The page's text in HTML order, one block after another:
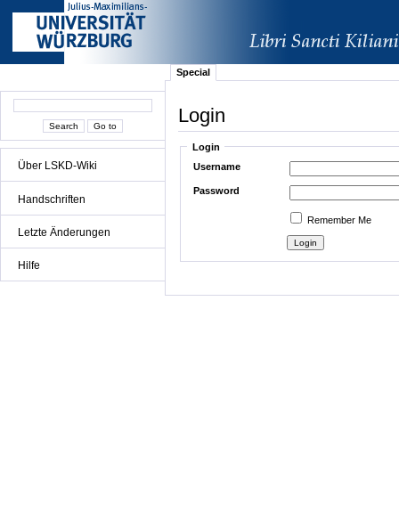
Über LSKD-Wiki
Handschriften
Letzte Änderungen
Hilfe
Special
Login
Login
Username
Password
Remember Me